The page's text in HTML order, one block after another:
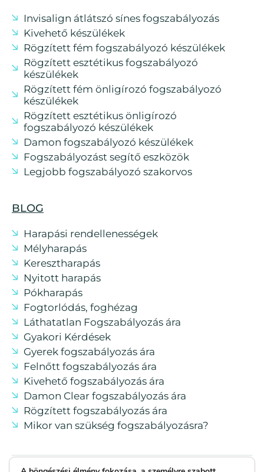
Invisalign átlátszó sínes fogszabályozás
Kivehető készülékek
Rögzített fém fogszabályozó készülékek
Rögzített esztétikus fogszabályozó
készülékek
Rögzített fém önligírozó fogszabályozó
készülékek
Rögzített esztétikus önligírozó
fogszabályozó készülékek
Damon fogszabályozó készülékek
Fogszabályozást segítő eszközök
Legjobb fogszabályozó szakorvos
BLOG
Harapási rendellenességek
Mélyharapás
Keresztharapás
Nyitott harapás
Pókharapás
Fogtorlódás, foghézag
Láthatatlan Fogszabályozás ára
Gyakori Kérdések
Gyerek fogszabályozás ára
Felnőtt fogszabályozás ára
Kivehető fogszabályozás ára
Damon Clear fogszabályozás ára
Rögzített fogszabályozás ára
Mikor van szükség fogszabályozásra?